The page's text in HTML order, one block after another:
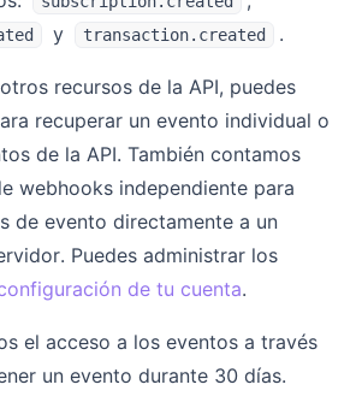
y transaction.created .
recursos de la API, puedes
recuperar un evento individual o
de la API. También contamos
webhooks independiente para
de evento directamente a un
Puedes administrar los
de tu cuenta.
el acceso a los eventos a través
un evento durante 30 días.